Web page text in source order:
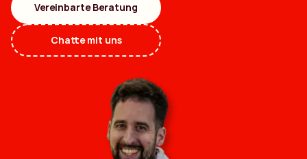
Vereinbarte Beratung
Chatte mit uns